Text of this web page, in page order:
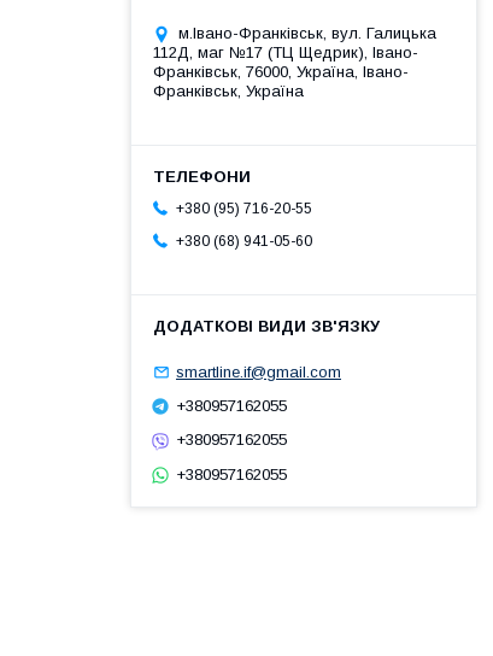
м.Івано-Франківськ, вул. Галицька
112Д, маг №17 (ТЦ Щедрик), Івано-
Франківськ, 76000, Україна, Івано-
Франківськ, Україна
+380 (95) 716-20-55
+380 (68) 941-05-60
smartline.if@gmail.com
+380957162055
+380957162055
+380957162055